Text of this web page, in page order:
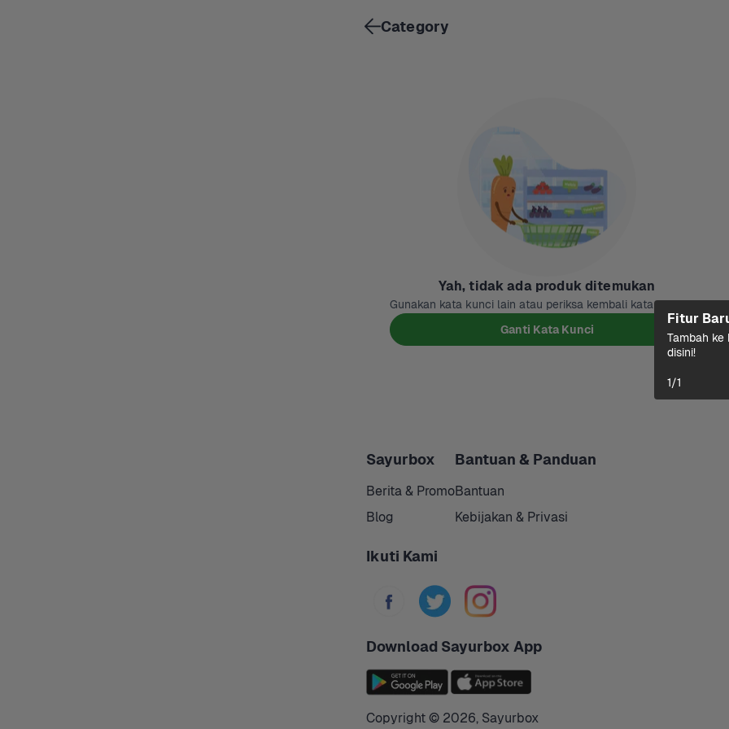
Yah, tidak ada produk ditemukan
Gunakan kata kunci lain atau periksa kembali kata kuncinya
Ganti Kata Kunci
Sayurbox
Berita & Promo
Blog
Bantuan & Panduan
Bantuan
Kebijakan & Privasi
Ikuti Kami
Download Sayurbox App
Copyright © 2026, Sayurbox
Category
Fitur
Tambah ke
disini!
1/1